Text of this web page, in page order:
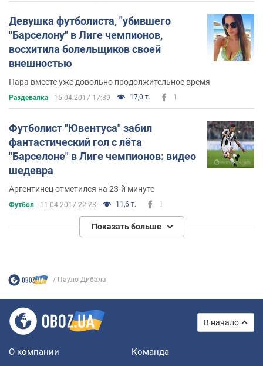
Девушка футболиста, "убившего
"Барселону" в Лиге чемпионов,
восхитила болельщиков своей
внешностью
Пара вместе уже довольно продолжительное время
Раздевалка 15.04.2017 17:39 17,0 т. 1
Футболист "Ювентуса" забил
фантастический гол с лёта
"Барселоне" в Лиге чемпионов: видео
шедевра
Аргентинец отметился на 23-й минуте
Футбол 11.04.2017 22:23 11,6 т. 1
Показать больше
Пауло Дибала
В начало
О компании Команда